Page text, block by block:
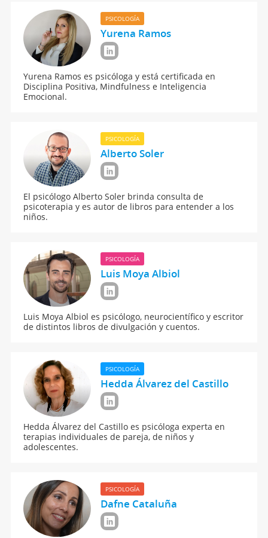
PSICOLOGÍA
Yurena Ramos
Yurena Ramos es psicóloga y está certificada en
Disciplina Positiva, Mindfulness e Inteligencia
Emocional.
PSICOLOGÍA
Alberto Soler
El psicólogo Alberto Soler brinda consulta de
psicoterapia y es autor de libros para entender a los
niños.
PSICOLOGÍA
Luis Moya Albiol
Luis Moya Albiol es psicólogo, neurocientífico y escritor
de distintos libros de divulgación y cuentos.
PSICOLOGÍA
Hedda Álvarez del Castillo
Hedda Álvarez del Castillo es psicóloga experta en
terapias individuales de pareja, de niños y
adolescentes.
PSICOLOGÍA
Dafne Cataluña